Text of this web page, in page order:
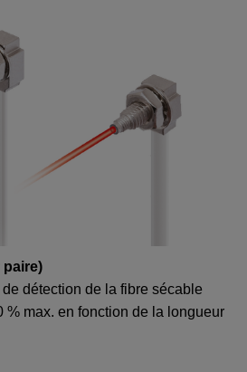
paire)
détection de la fibre sécable
% max. en fonction de la longueur